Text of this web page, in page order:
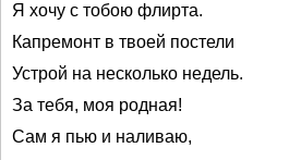
Я хочу с тобою флирта.
Капремонт в твоей постели
Устрой на несколько недель.
За тебя, моя родная!
Сам я пью и наливаю,